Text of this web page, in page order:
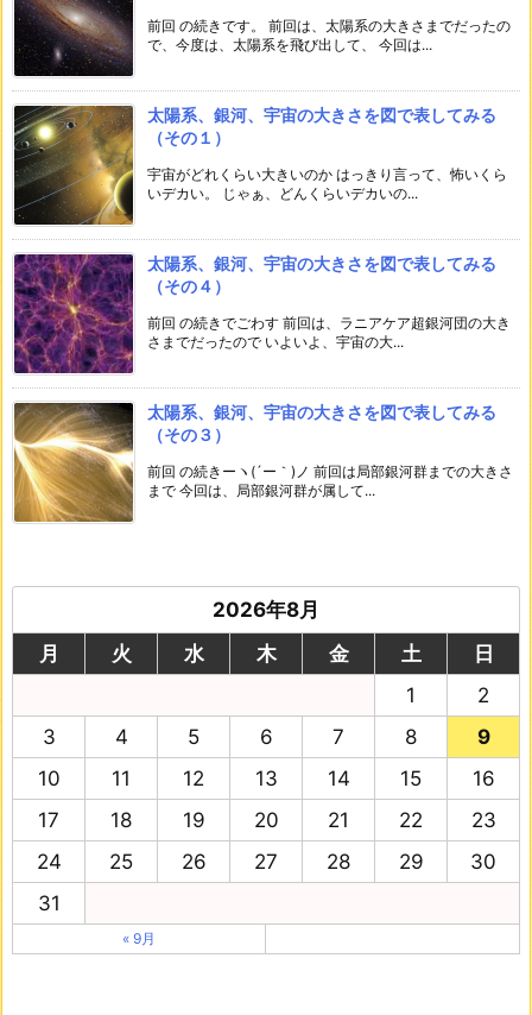
前回 の続きです。 前回は、太陽系の大きさまでだったの
で、今度は、太陽系を飛び出して、 今回は...
太陽系、銀河、宇宙の大きさを図で表してみる
（その１）
宇宙がどれくらい大きいのか はっきり言って、怖いくら
いデカい。 じゃぁ、どんくらいデカいの...
太陽系、銀河、宇宙の大きさを図で表してみる
（その４）
前回 の続きでごわす 前回は、ラニアケア超銀河団の大き
さまでだったので いよいよ、宇宙の大...
太陽系、銀河、宇宙の大きさを図で表してみる
（その３）
前回 の続きーヽ(´ー｀)ノ 前回は局部銀河群までの大きさ
まで 今回は、局部銀河群が属して...
2026年8月
月
火 水 木 金 土
日
1
2
3
4 5 6 7 8
9
10
11 12 13 14 15
16
17
18 19 20 21 22
23
24
25 26 27 28 29
30
31
« 9月